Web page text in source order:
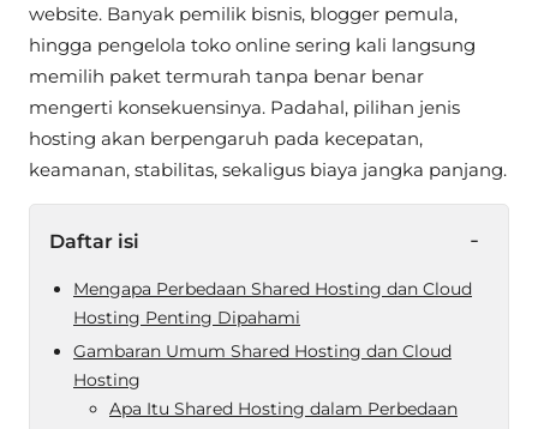
website. Banyak pemilik bisnis, blogger pemula,
hingga pengelola toko online sering kali langsung
memilih paket termurah tanpa benar benar
mengerti konsekuensinya. Padahal, pilihan jenis
hosting akan berpengaruh pada kecepatan,
keamanan, stabilitas, sekaligus biaya jangka panjang.
Daftar isi -
Mengapa Perbedaan Shared Hosting dan Cloud
Hosting Penting Dipahami
Gambaran Umum Shared Hosting dan Cloud
Hosting
Apa Itu Shared Hosting dalam Perbedaan